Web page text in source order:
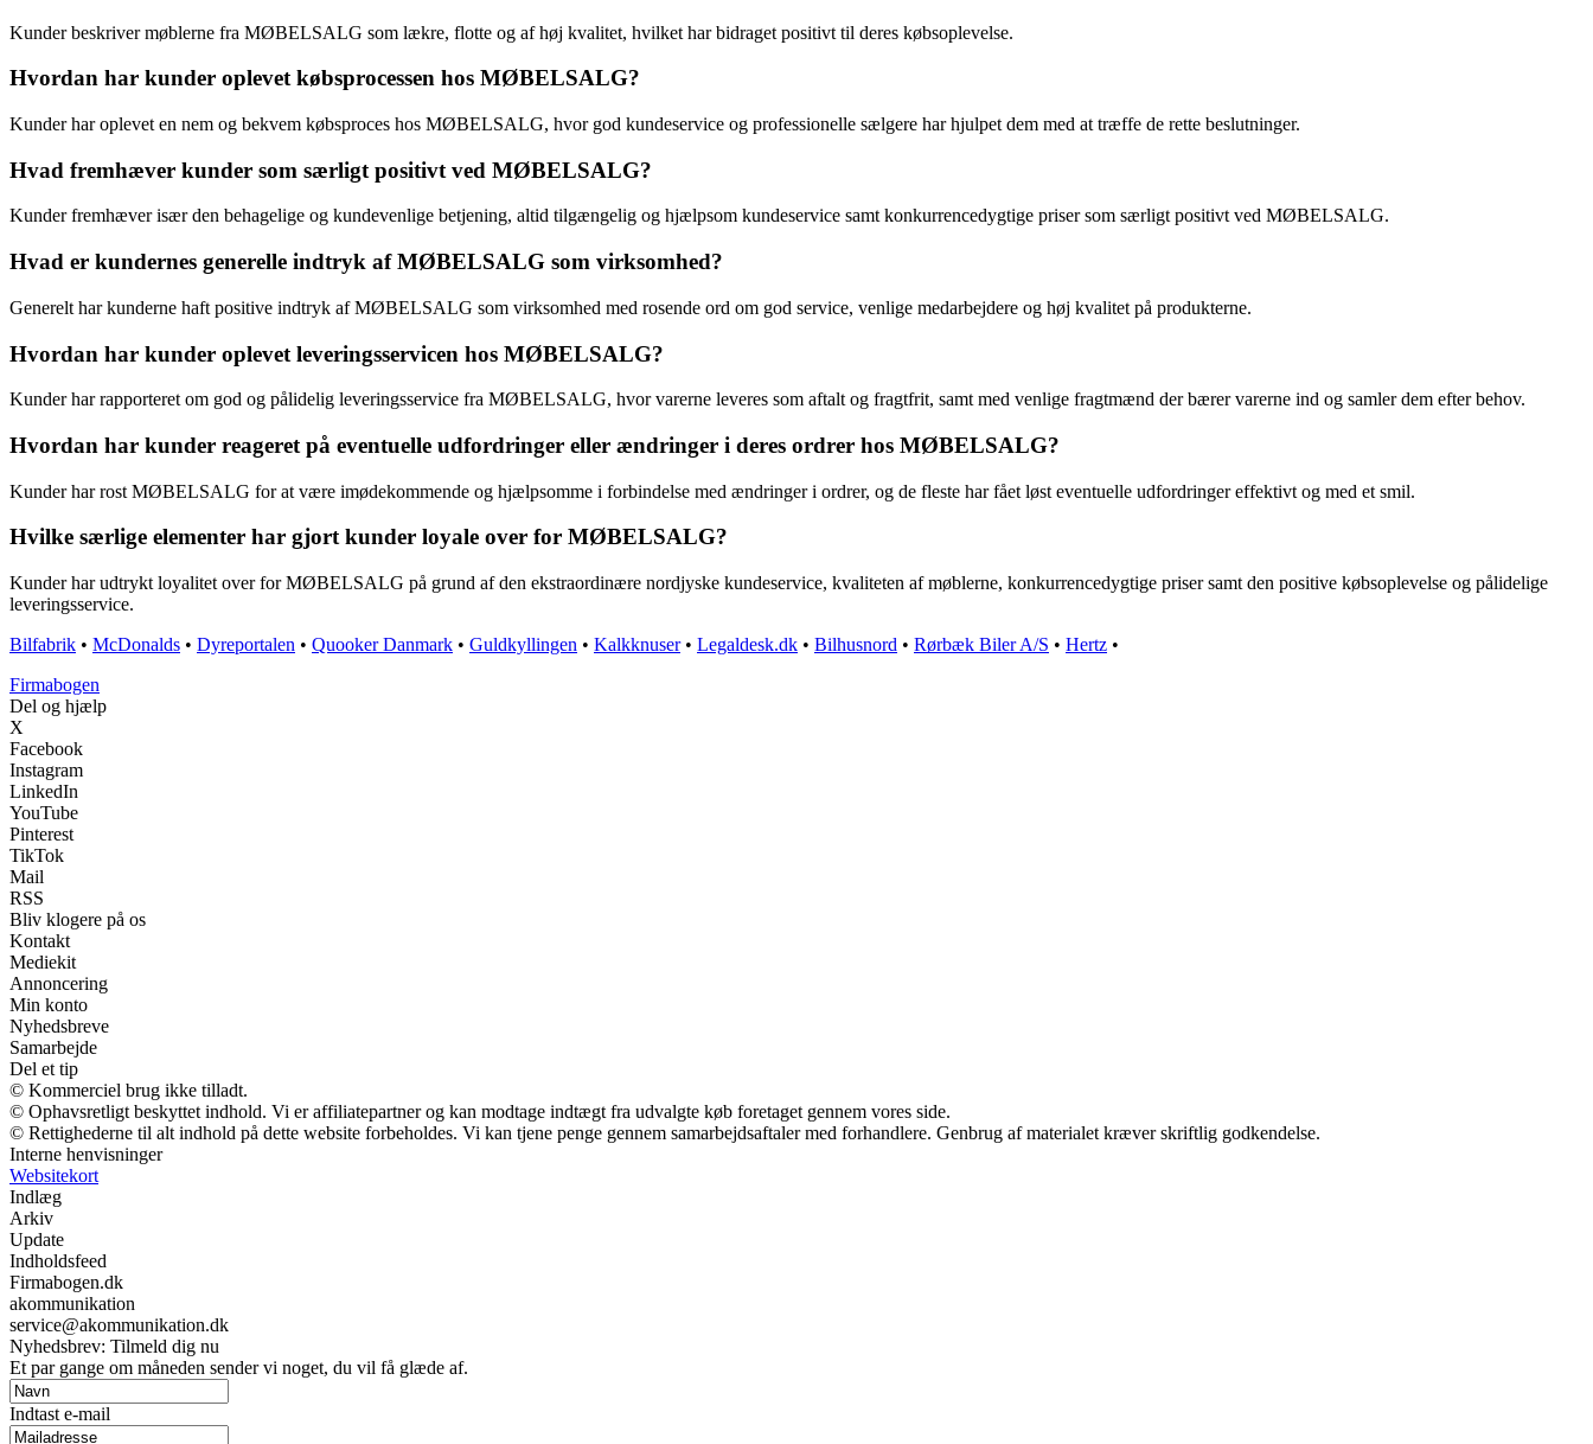
Kunder beskriver møblerne fra MØBELSALG som lækre, flotte og af høj kvalitet, hvilket har bidraget positivt til deres købsoplevelse.
Hvordan har kunder oplevet købsprocessen hos MØBELSALG?
Kunder har oplevet en nem og bekvem købsproces hos MØBELSALG, hvor god kundeservice og professionelle sælgere har hjulpet dem med at træffe de rette beslutninger.
Hvad fremhæver kunder som særligt positivt ved MØBELSALG?
Kunder fremhæver især den behagelige og kundevenlige betjening, altid tilgængelig og hjælpsom kundeservice samt konkurrencedygtige priser som særligt positivt ved MØBELSALG.
Hvad er kundernes generelle indtryk af MØBELSALG som virksomhed?
Generelt har kunderne haft positive indtryk af MØBELSALG som virksomhed med rosende ord om god service, venlige medarbejdere og høj kvalitet på produkterne.
Hvordan har kunder oplevet leveringsservicen hos MØBELSALG?
Kunder har rapporteret om god og pålidelig leveringsservice fra MØBELSALG, hvor varerne leveres som aftalt og fragtfrit, samt med venlige fragtmænd der bærer varerne ind og samler dem efter behov.
Hvordan har kunder reageret på eventuelle udfordringer eller ændringer i deres ordrer hos MØBELSALG?
Kunder har rost MØBELSALG for at være imødekommende og hjælpsomme i forbindelse med ændringer i ordrer, og de fleste har fået løst eventuelle udfordringer effektivt og med et smil.
Hvilke særlige elementer har gjort kunder loyale over for MØBELSALG?
Kunder har udtrykt loyalitet over for MØBELSALG på grund af den ekstraordinære nordjyske kundeservice, kvaliteten af møblerne, konkurrencedygtige priser samt den positive købsoplevelse og pålidelige
leveringsservice.
Bilfabrik • McDonalds • Dyreportalen • Quooker Danmark • Guldkyllingen • Kalkknuser• Legaldesk.dk • Bilhusnord • Rørbæk Biler A/S • Hertz •
Firmabogen
Del og hjælp
X
Facebook
Instagram
LinkedIn
YouTube
Pinterest
TikTok
Mail
RSS
Bliv klogere på os
Kontakt
Mediekit
Annoncering
Min konto
Nyhedsbreve
Samarbejde
Del et tip
© Kommerciel brug ikke tilladt.
© Ophavsretligt beskyttet indhold. Vi er affiliatepartner og kan modtage indtægt fra udvalgte køb foretaget gennem vores side.
© Rettighederne til alt indhold på dette website forbeholdes. Vi kan tjene penge gennem samarbejdsaftaler med forhandlere. Genbrug af materialet kræver skriftlig godkendelse.
Interne henvisninger
Websitekort
Indlæg
Arkiv
Update
Indholdsfeed
Firmabogen.dk
akommunikation
service@akommunikation.dk
Nyhedsbrev: Tilmeld dig nu
Et par gange om måneden sender vi noget, du vil få glæde af.
Indtast e-mail